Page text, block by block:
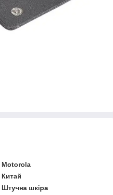
Motorola
Китай
Штучна шкіра